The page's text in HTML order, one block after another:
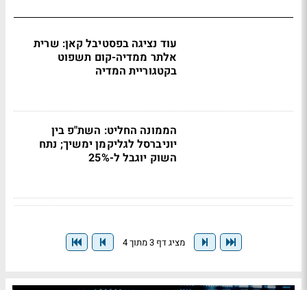
עוד נציגה בפסטיבל קאן: שרית
אלתר ממדיה-קום תשפוט
בקטגוריית המדיה
הממונה החליט: השת"פ בין
יוניברסל לגליקמן ימשיך; נתח
השוק יוגבל ל-25%
מציג דף 3 מתוך 4